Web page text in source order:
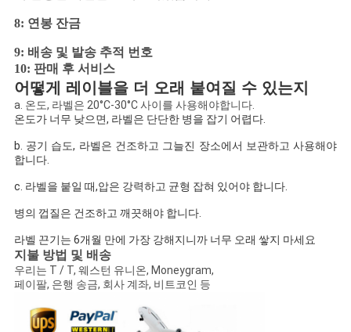
8: 연봉 잔금
9: 배송 및 발송 추적 번호
10: 판매 후 서비스
어떻게 레이블을 더 오래 붙여질 수 있는지
a. 온도, 라벨은 20°C-30°C 사이를 사용해야합니다.
온도가 너무 낮으면, 라벨은 단단한 병을 잡기 어렵다.
b. 공기 습도, 라벨은 건조하고 그늘진 장소에서 보관하고 사용해야
합니다.
c. 라벨을 붙일 때,압은 강력하고 균형 잡혀 있어야 합니다.
병의 껍질은 건조하고 깨끗해야 합니다.
라벨 끈기는 6개월 만에 가장 강해지니까 너무 오래 쌓지 마세요
지불 방법 및 배송
우리는 T / T, 웨스턴 유니온, Moneygram,
페이팔, 은행 송금, 회사 계좌, 비트코인 등